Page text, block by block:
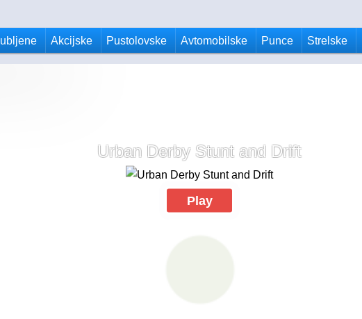
Akcijske Pustolovske Avtomobilske Punce Strelske
Urban Derby Stunt and Drift
Play